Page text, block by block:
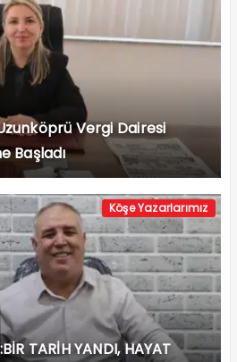
Vergi Dairesi
Başladı
Köşe Yazarlarımız
TARİH YANDI, HAYAT